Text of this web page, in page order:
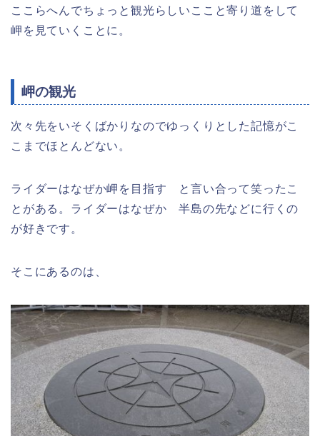
ここらへんでちょっと観光らしいここと寄り道をして
岬を見ていくことに。
岬の観光
次々先をいそくばかりなのでゆっくりとした記憶がこ
こまでほとんどない。
ライダーはなぜか岬を目指す と言い合って笑ったこ
とがある。ライダーはなぜか 半島の先などに行くの
が好きです。
そこにあるのは、